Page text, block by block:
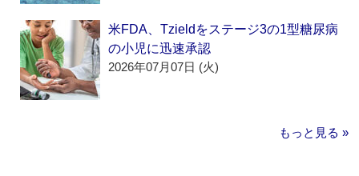
米FDA、Tzieldをステージ3の1型糖尿病
の小児に迅速承認
2026年07月07日 (火)
もっと見る »